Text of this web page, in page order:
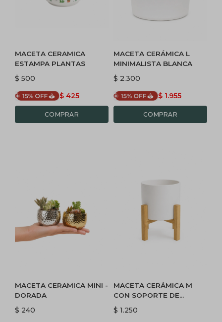
MACETA CERAMICA
ESTAMPA PLANTAS
$ 500
$ 425
MACETA CERÁMICA L
MINIMALISTA BLANCA
$ 2.300
$ 1.955
MACETA CERAMICA MINI -
DORADA
$ 240
MACETA CERÁMICA M
CON SOPORTE DE
MADERA - BLANCA
$ 1.250